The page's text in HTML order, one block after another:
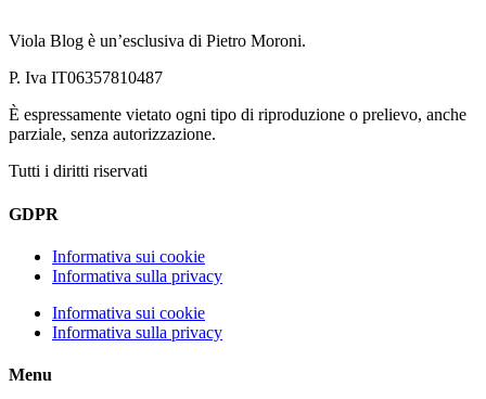
Viola Blog è un’esclusiva di Pietro Moroni.
P. Iva IT06357810487
È espressamente vietato ogni tipo di riproduzione o prelievo, anche
parziale, senza autorizzazione.
Tutti i diritti riservati
GDPR
Informativa sui cookie
Informativa sulla privacy
Informativa sui cookie
Informativa sulla privacy
Menu